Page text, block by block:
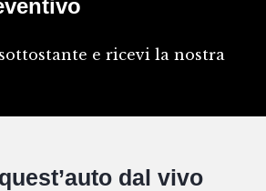
e ricevi la nostra
dal vivo